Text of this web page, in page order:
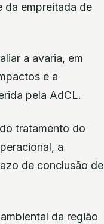
da empreitada de
a avaria, em
e a
pela AdCL.
tratamento do
a
de conclusão de
da região